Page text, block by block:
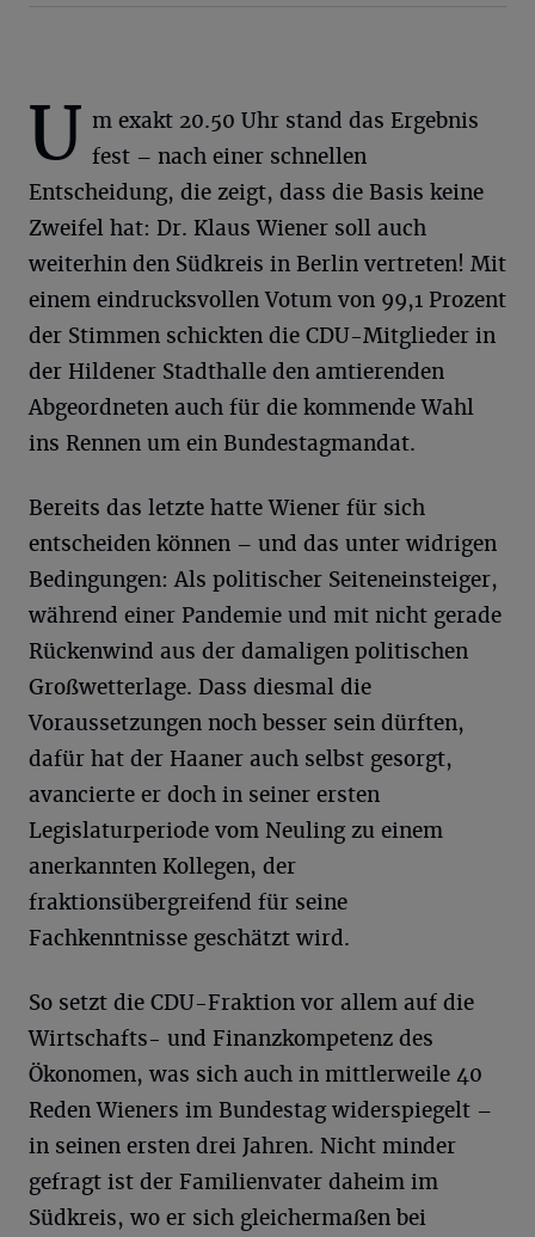
U m exakt 20.50 Uhr stand das Ergebnis
fest – nach einer schnellen
Entscheidung, die zeigt, dass die Basis keine
Zweifel hat: Dr. Klaus Wiener soll auch
weiterhin den Südkreis in Berlin vertreten! Mit
einem eindrucksvollen Votum von 99,1 Prozent
der Stimmen schickten die CDU-Mitglieder in
der Hildener Stadthalle den amtierenden
Abgeordneten auch für die kommende Wahl
ins Rennen um ein Bundestagmandat.
Bereits das letzte hatte Wiener für sich
entscheiden können – und das unter widrigen
Bedingungen: Als politischer Seiteneinsteiger,
während einer Pandemie und mit nicht gerade
Rückenwind aus der damaligen politischen
Großwetterlage. Dass diesmal die
Voraussetzungen noch besser sein dürften,
dafür hat der Haaner auch selbst gesorgt,
avancierte er doch in seiner ersten
Legislaturperiode vom Neuling zu einem
anerkannten Kollegen, der
fraktionsübergreifend für seine
Fachkenntnisse geschätzt wird.
So setzt die CDU-Fraktion vor allem auf die
Wirtschafts- und Finanzkompetenz des
Ökonomen, was sich auch in mittlerweile 40
Reden Wieners im Bundestag widerspiegelt –
in seinen ersten drei Jahren. Nicht minder
gefragt ist der Familienvater daheim im
Südkreis, wo er sich gleichermaßen bei